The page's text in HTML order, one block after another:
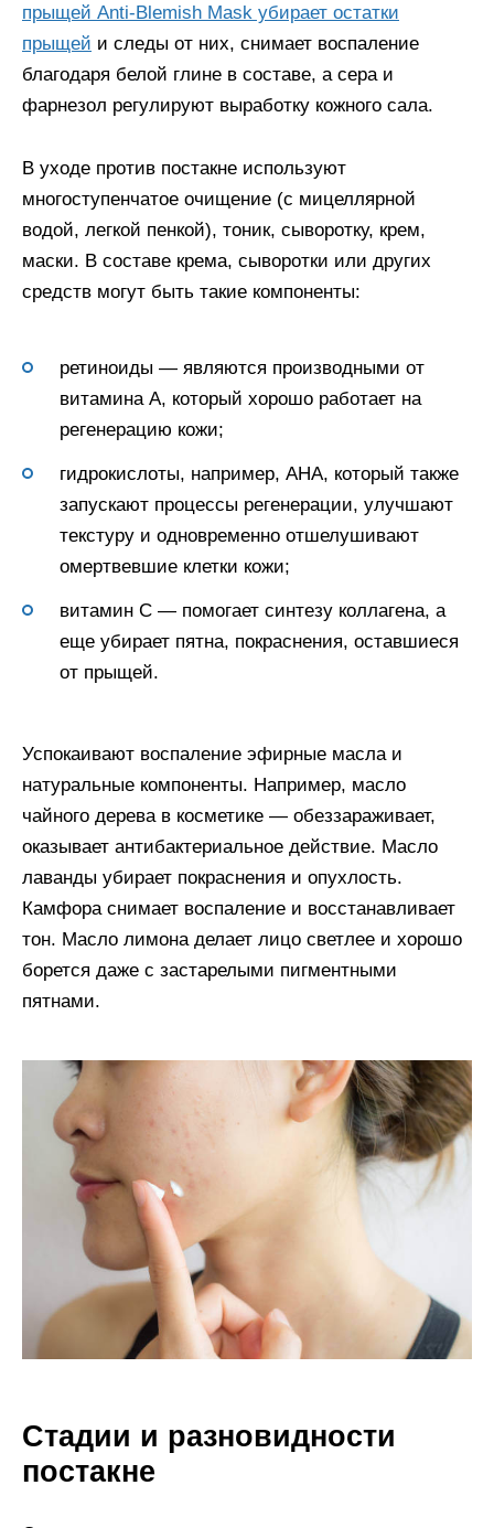
прыщей Anti-Blemish Mask убирает остатки
прыщей и следы от них, снимает воспаление
благодаря белой глине в составе, а сера и
фарнезол регулируют выработку кожного сала.
В уходе против постакне используют
многоступенчатое очищение (с мицеллярной
водой, легкой пенкой), тоник, сыворотку, крем,
маски. В составе крема, сыворотки или других
средств могут быть такие компоненты:
ретиноиды — являются производными от
витамина A, который хорошо работает на
регенерацию кожи;
гидрокислоты, например, AHA, который также
запускают процессы регенерации, улучшают
текстуру и одновременно отшелушивают
омертвевшие клетки кожи;
витамин C — помогает синтезу коллагена, а
еще убирает пятна, покраснения, оставшиеся
от прыщей.
Успокаивают воспаление эфирные масла и
натуральные компоненты. Например, масло
чайного дерева в косметике — обеззараживает,
оказывает антибактериальное действие. Масло
лаванды убирает покраснения и опухлость.
Камфора снимает воспаление и восстанавливает
тон. Масло лимона делает лицо светлее и хорошо
борется даже с застарелыми пигментными
пятнами.
Стадии и разновидности
постакне